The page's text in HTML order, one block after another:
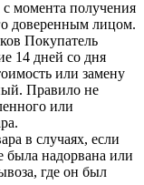
момента получения
доверенным лицом.
Покупатель
14 дней со дня
или замену
Правило не
или
в случаях, если
была надорвана или
где он был